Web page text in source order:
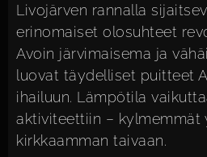
Livojärven rannalla
erinomaiset olosuhteet
Avoin järvimaisema ja
luovat täydelliset puitteet
ihailuun. Lämpötila
aktiviteettiin – kylmemmät
kirkkaamman taivaan.